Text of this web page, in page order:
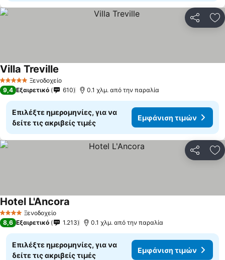
5 Αστέρια Ξενοδοχείο
Villa Treville
9,4 Εξαιρετικό 610 0.1 χλμ. από την παραλία
Επιλέξτε ημερομηνίες, για να
δείτε τις ακριβείς τιμές
Εμφάνιση τιμών
4 ΑστέριαΞενοδοχείο
Hotel L'Ancora
8,6 Εξαιρετικό 1.213 0.1 χλμ. από την παραλία
Επιλέξτε ημερομηνίες, για να
δείτε τις ακριβείς τιμές
Εμφάνιση τιμών